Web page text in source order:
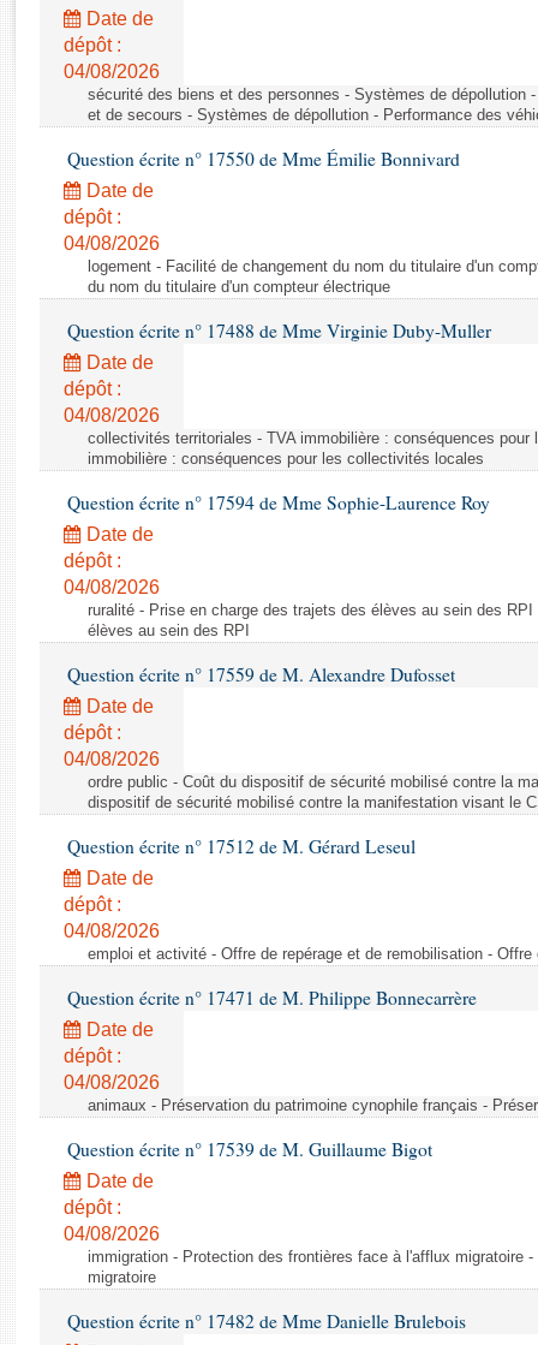
Rapports législatifs
Rapports sur l'application des lois
Baromètre de l’application des lois
Dossiers législatifs
Budget et sécurité sociale
Questions écrites et orales
Comptes rendus des débats
Date de
dépôt :
04/08/2026
sécurité des biens et des personnes - Systèmes de dépollution
et de secours - Systèmes de dépollution - Performance des
Question écrite n° 17550 de Mme Émilie Bonnivard
Date de
dépôt :
04/08/2026
logement - Facilité de changement du nom du titulaire d'un
du nom du titulaire d'un compteur électrique
Question écrite n° 17488 de Mme Virginie Duby-Muller
Date de
dépôt :
04/08/2026
collectivités territoriales - TVA immobilière : conséquences
immobilière : conséquences pour les collectivités locales
Question écrite n° 17594 de Mme Sophie-Laurence Roy
Date de
dépôt :
04/08/2026
ruralité - Prise en charge des trajets des élèves au sein des
élèves au sein des RPI
Question écrite n° 17559 de M. Alexandre Dufosset
Date de
dépôt :
04/08/2026
ordre public - Coût du dispositif de sécurité mobilisé contre la
dispositif de sécurité mobilisé contre la manifestation visant le
Question écrite n° 17512 de M. Gérard Leseul
Date de
dépôt :
04/08/2026
emploi et activité - Offre de repérage et de remobilisation -
Question écrite n° 17471 de M. Philippe Bonnecarrère
Date de
dépôt :
04/08/2026
animaux - Préservation du patrimoine cynophile français -
Question écrite n° 17539 de M. Guillaume Bigot
Date de
dépôt :
04/08/2026
immigration - Protection des frontières face à l'afflux migratoire
migratoire
Question écrite n° 17482 de Mme Danielle Brulebois